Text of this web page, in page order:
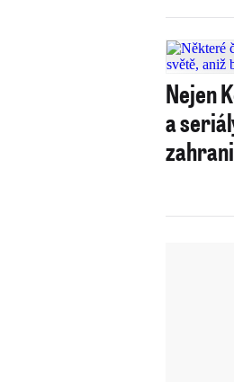
Nejen
a